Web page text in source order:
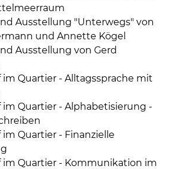
Ausstellung "Unterwegs" von
und Annette Kögel
Ausstellung von Gerd
Quartier - Alltagssprache mit
im Quartier - Alphabetisierung -
Quartier - Finanzielle
im Quartier - Kommunikation im